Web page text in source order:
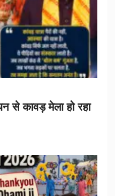
से कावड़ मेला हो रहा